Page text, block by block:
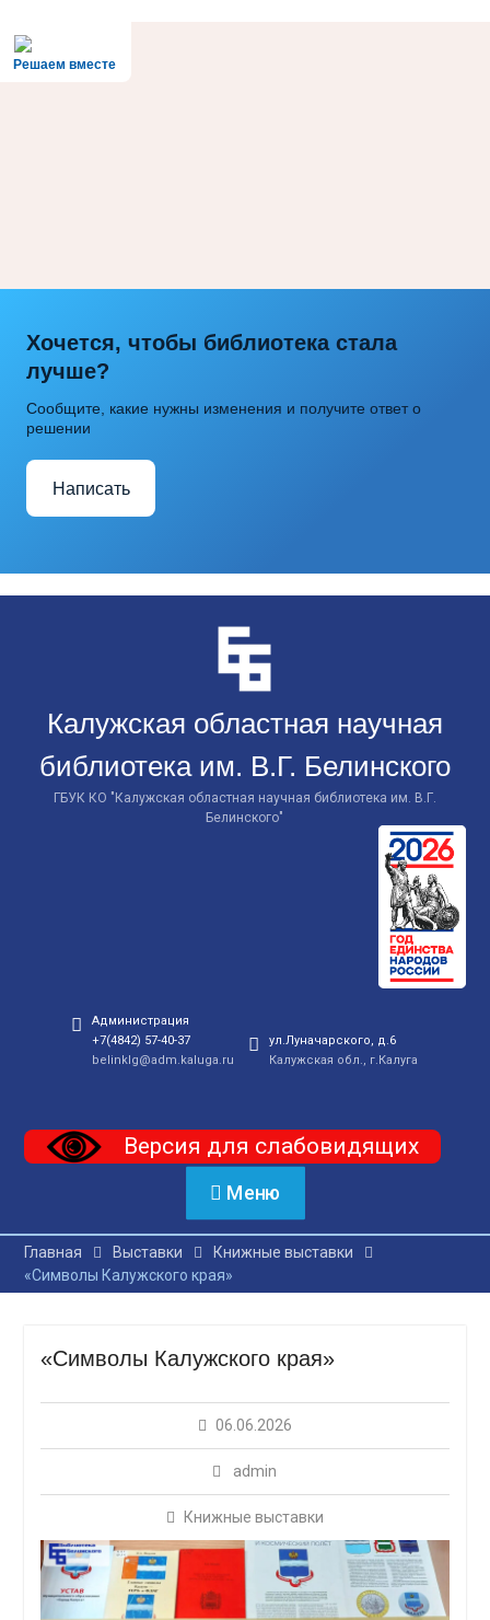
Решаем вместе
Хочется, чтобы библиотека стала
лучше?
Сообщите, какие нужны изменения и получите ответ о
решении
Написать
Калужская областная научная
библиотека им. В.Г. Белинского
ГБУК КО "Калужская областная научная библиотека им. В.Г.
Белинского"
Администрация
+7(4842) 57-40-37
belinklg@adm.kaluga.ru
ул.Луначарского, д.6
Калужская обл., г.Калуга
Версия для слабовидящих
Меню
Главная Выставки
Книжные выставки
«Символы Калужского края»
«Символы Калужского края»
06.06.2026
admin
Книжные выставки